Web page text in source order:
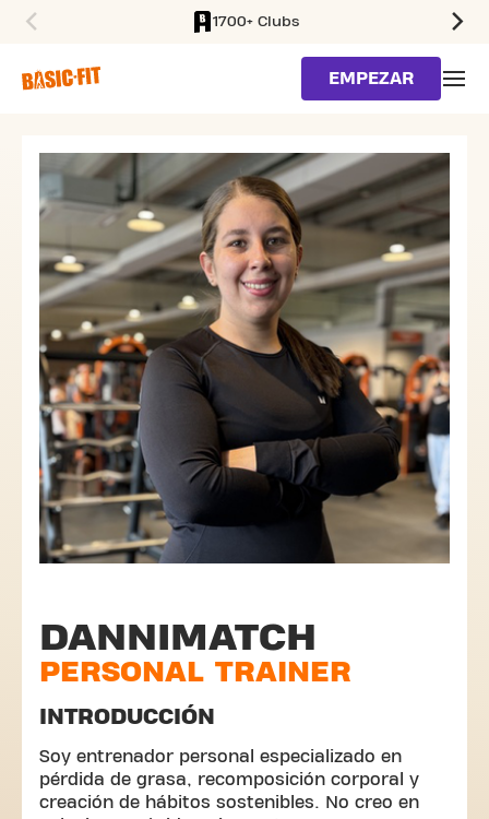
1700+ Clubs
EMPEZAR
DANNIMATCH
PERSONAL TRAINER
INTRODUCCIÓN
Soy entrenador personal especializado en
pérdida de grasa, recomposición corporal y
creación de hábitos sostenibles. No creo en